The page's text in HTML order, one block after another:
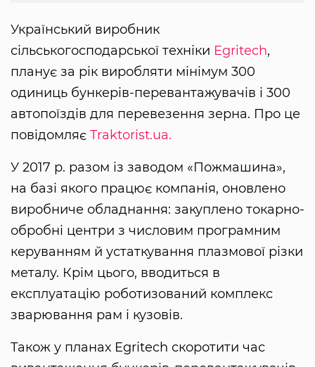
Український виробник
сільськогосподарської техніки Egritech,
планує за рік виробляти мінімум 300
одиниць бункерів-перевантажувачів і 300
автопоїздів для перевезення зерна. Про це
повідомляє Traktorist.ua.
У 2017 р. разом із заводом «Пожмашина»,
на базі якого працює компанія, оновлено
виробниче обладнання: закуплено токарно-
обробні центри з числовим програмним
керуванням й устаткування плазмової різки
металу. Крім цього, вводиться в
експлуатацію роботизований комплекс
зварювання рам і кузовів.
Також у планах Egritech скоротити час